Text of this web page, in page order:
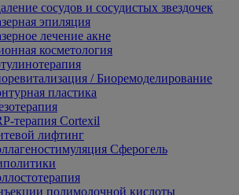
сосудов и сосудистых звездочек
эпиляция
лечение акне
косметология
/ Биоремоделирование
пластика
терапия Cortexil
лифтинг
Сферогель
полимолочной кислоты